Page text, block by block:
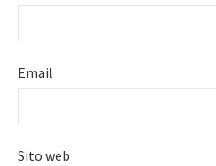
Email
Sito web